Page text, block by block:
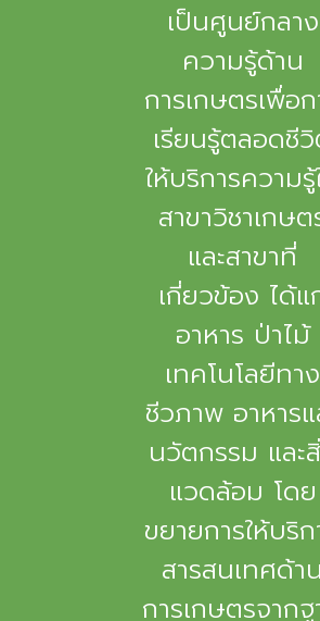
เป็นศูนย์กลาง
ความรู้ด้าน
การเกษตรเพื่อ
เรียนรู้ตลอดชี
ให้บริการความรู้
สาขาวิชาเกษต
และสาขาที่
เกี่ยวข้อง ได้แ
อาหาร ป่าไม้
เทคโนโลยีทาง
ชีวภาพ อาหารแ
นวัตกรรม และ
แวดล้อม โดย
ขยายการให้บริก
สารสนเทศด้าน
การเกษตรจาก